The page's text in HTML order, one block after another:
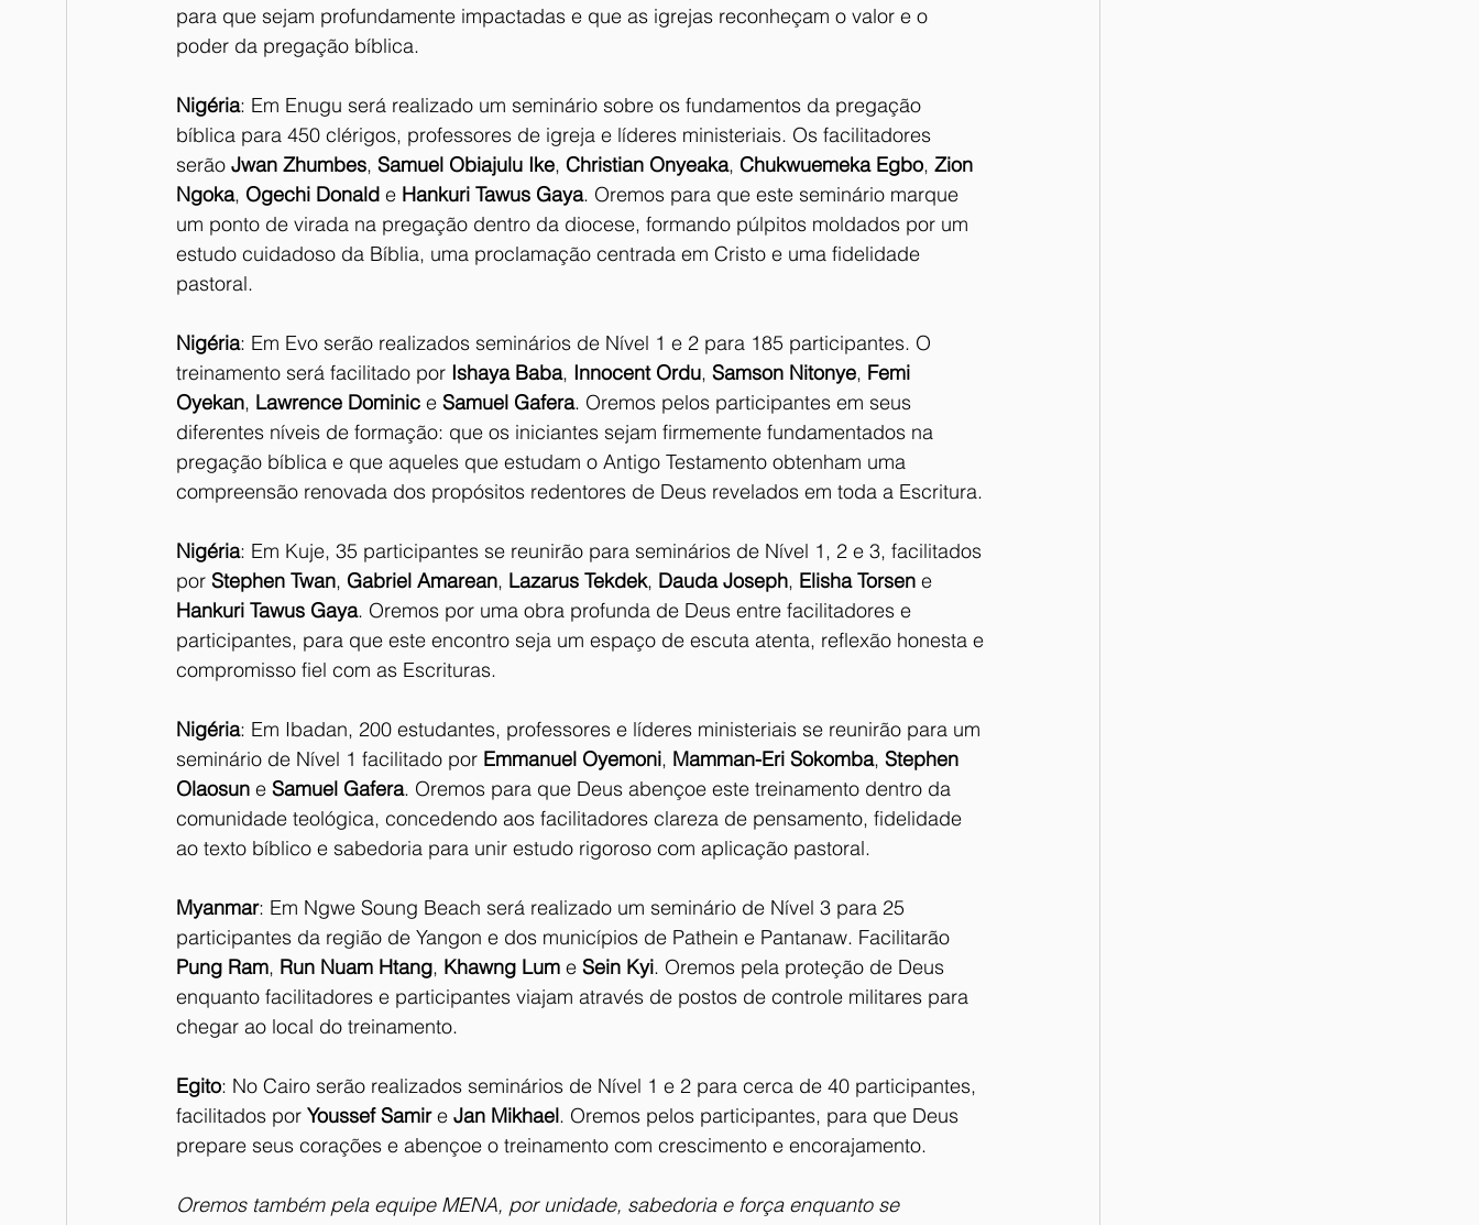
para que sejam profundamente impactadas e que as igrejas reconheçam o valor e o
poder da pregação bíblica.
Nigéria: Em Enugu será realizado um seminário sobre os fundamentos da pregação
bíblica para 450 clérigos, professores de igreja e líderes ministeriais. Os facilitadores
serão Jwan Zhumbes, Samuel Obiajulu Ike, Christian Onyeaka, Chukwuemeka Egbo, Zion
Ngoka, Ogechi Donald e Hankuri Tawus Gaya. Oremos para que este seminário marque
um ponto de virada na pregação dentro da diocese, formando púlpitos moldados por um
estudo cuidadoso da Bíblia, uma proclamação centrada em Cristo e uma fidelidade
pastoral.
Nigéria: Em Evo serão realizados seminários de Nível 1 e 2 para 185 participantes. O
treinamento será facilitado por Ishaya Baba, Innocent Ordu, Samson Nitonye, Femi
Oyekan, Lawrence Dominic e Samuel Gafera. Oremos pelos participantes em seus
diferentes níveis de formação: que os iniciantes sejam firmemente fundamentados na
pregação bíblica e que aqueles que estudam o Antigo Testamento obtenham uma
compreensão renovada dos propósitos redentores de Deus revelados em toda a Escritura.
Nigéria: Em Kuje, 35 participantes se reunirão para seminários de Nível 1, 2 e 3, facilitados
por Stephen Twan, Gabriel Amarean, Lazarus Tekdek, Dauda Joseph, Elisha Torsen e
Hankuri Tawus Gaya. Oremos por uma obra profunda de Deus entre facilitadores e
participantes, para que este encontro seja um espaço de escuta atenta, reflexão honesta e
compromisso fiel com as Escrituras.
Nigéria: Em Ibadan, 200 estudantes, professores e líderes ministeriais se reunirão para um
seminário de Nível 1 facilitado por Emmanuel Oyemoni, Mamman-Eri Sokomba, Stephen
Olaosun e Samuel Gafera. Oremos para que Deus abençoe este treinamento dentro da
comunidade teológica, concedendo aos facilitadores clareza de pensamento, fidelidade
ao texto bíblico e sabedoria para unir estudo rigoroso com aplicação pastoral.
Myanmar: Em Ngwe Soung Beach será realizado um seminário de Nível 3 para 25
participantes da região de Yangon e dos municípios de Pathein e Pantanaw. Facilitarão
Pung Ram, Run Nuam Htang, Khawng Lum e Sein Kyi. Oremos pela proteção de Deus
enquanto facilitadores e participantes viajam através de postos de controle militares para
chegar ao local do treinamento.
Egito: No Cairo serão realizados seminários de Nível 1 e 2 para cerca de 40 participantes,
facilitados por Youssef Samir e Jan Mikhael. Oremos pelos participantes, para que Deus
prepare seus corações e abençoe o treinamento com crescimento e encorajamento.
Oremos também pela equipe MENA, por unidade, sabedoria e força enquanto se